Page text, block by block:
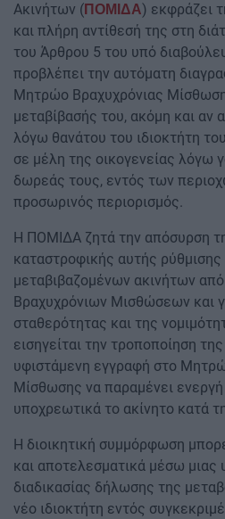
Ακινήτων (ΠΟΜΙΔΑ) εκφράζει
και πλήρη αντίθεσή της στη
του Άρθρου 5 του υπό
προβλέπει την αυτόματη
Μητρώο Βραχυχρόνιας
μεταβίβασής του, ακόμη και αν
λόγω θανάτου του ιδιοκτήτη
σε μέλη της οικογενείας λόγω
δωρεάς τους, εντός των
προσωρινός περιορισμός.
Η ΠΟΜΙΔΑ ζητά την απόσυρση
καταστροφικής αυτής
μεταβιβαζομένων ακινήτων
Βραχυχρόνιων Μισθώσεων και
σταθερότητας και της
εισηγείται την τροποποίηση
υφιστάμενη εγγραφή στο
Μίσθωσης να παραμένει ενεργή
υποχρεωτικά το ακίνητο κατά
Η διοικητική συμμόρφωση
και αποτελεσματικά μέσω μιας
διαδικασίας δήλωσης της
νέο ιδιοκτήτη εντός